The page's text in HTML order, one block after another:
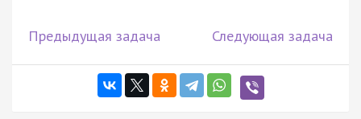
Предыдущая задача Следующая задача